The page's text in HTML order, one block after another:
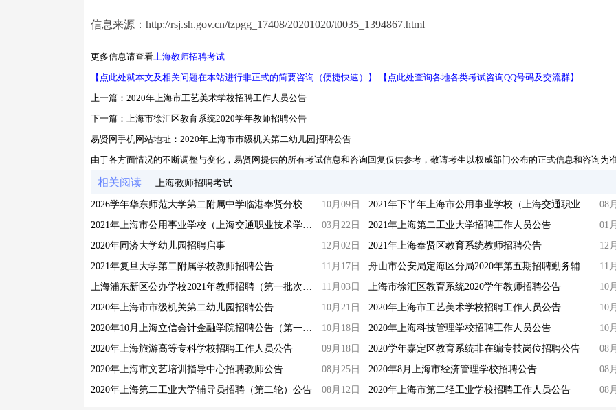
信息来源：http://rsj.sh.gov.cn/tzpgg_17408/20201020/t0035_1394867.html
更多信息请查看上海教师招聘考试
【点此处就本文及相关问题在本站进行非正式的简要咨询（便捷快速）】
【点此处查询各地各类考试咨询QQ号码及交流群】
上一篇： 2020年上海市工艺美术学校招聘工作人员公告
下一篇： 上海市徐汇区教育系统2020学年教师招聘公告
易贤网手机网站地址： 2020年上海市市级机关第二幼儿园招聘公告
由于各方面情况的不断调整与变化，易贤网提供的所有考试信息和咨询回复仅供参考，敬请考生以权威部门公布的正式信息和咨询为
相关阅读 上海教师招聘考试
2026学年华东师范大学第二附属中学临港奉贤分校教师招聘公告 10月09日 2021年下半年上海市公用事业学校（上海交通职业技术学院轨道学院）教师招聘公告
08
2021年上海市公用事业学校（上海交通职业技术学院轨道学院）招聘教师公告
03月22日 2021年上海第二工业大学招聘工作人员公告
01
2020年同济大学幼儿园招聘启事
12月02日 2021年上海奉贤区教育系统教师招聘公告
12
2021年复旦大学第二附属学校教师招聘公告
11月17日 舟山市公安局定海区分局2020年第五期招聘勤务辅警公告
11
上海浦东新区公办学校2021年教师招聘（第一批次）报名公告
11月03日 上海市徐汇区教育系统2020学年教师招聘公告
10
2020年上海市市级机关第二幼儿园招聘公告
10月21日 2020年上海市工艺美术学校招聘工作人员公告
10
2020年10月上海立信会计金融学院招聘公告（第一批）
10月18日 2020年上海科技管理学校招聘工作人员公告
10
2020年上海旅游高等专科学校招聘工作人员公告
09月18日 2020学年嘉定区教育系统非在编专技岗位招聘公告
08
2020年上海市文艺培训指导中心招聘教师公告
08月25日 2020年8月上海市经济管理学校招聘公告
08
2020年上海第二工业大学辅导员招聘（第二轮）公告
08月12日 2020年上海市第二轻工业学校招聘工作人员公告 08